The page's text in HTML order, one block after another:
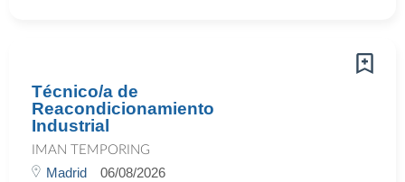
Técnico/a de
Reacondicionamiento
Industrial
IMAN TEMPORING
Madrid 06/08/2026